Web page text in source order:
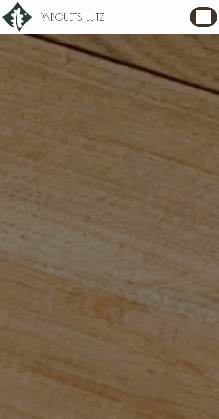
PARQUETS LUTZ
Panneau de gestion des cookies